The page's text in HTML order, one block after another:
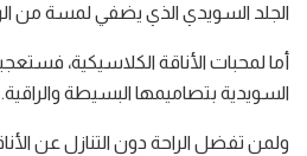
الجلد السويدي الذي يضفي لمسة من
أما لمحبات الأناقة الكلاسيكية،
السويدية بتصاميمها البسيطة والراقية.
ولمن تفضل الراحة دون التنازل عن